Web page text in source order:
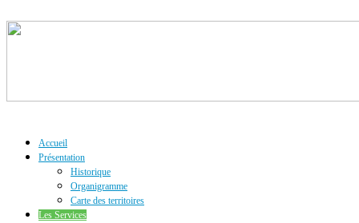
Accueil
Présentation
Historique
Organigramme
Carte des territoires
Les Services